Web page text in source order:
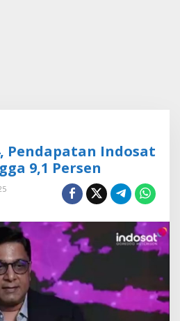
Pendapatan Indosat
9,1 Persen